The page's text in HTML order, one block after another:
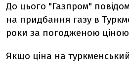
До цього "Газпром"
на придбання газу в
роки за погодженою ціною
Якщо ціна на